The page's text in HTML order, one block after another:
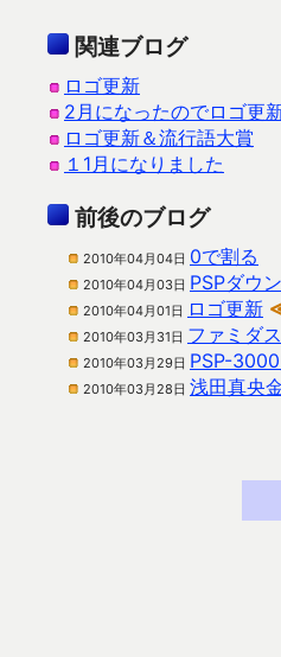
関連ブログ
ロゴ更新
2月になったのでロゴ更
ロゴ更新＆流行語大賞
１1月になりました
前後のブログ
2010年04月04日 0で割る
2010年04月03日 PSPダウ
2010年04月01日 ロゴ更新
2010年03月31日 ファミダ
2010年03月29日 PSP-
2010年03月28日 浅田真央